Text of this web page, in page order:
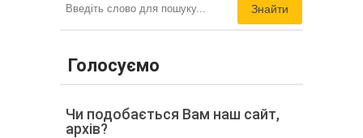
Знайти
Голосуємо
Чи подобається Вам наш сайт,
архів?